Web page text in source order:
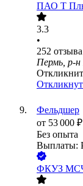
ПАО Т
3.3
•
252 отзыва
Пермь, р-
Фельдшер
от 53 000 ₽
Без опыта
Выплаты:
ФКУЗ МСЧ